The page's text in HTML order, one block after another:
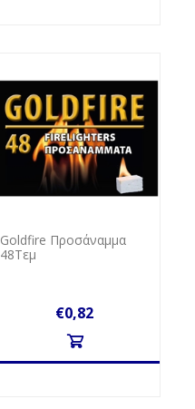
Goldfire Προσάναμμα
48Τεμ
€0,82